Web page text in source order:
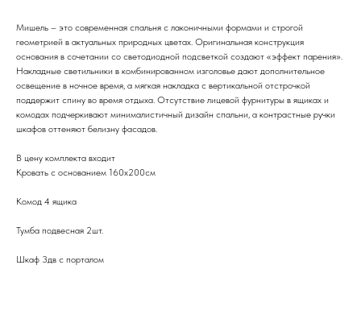
Мишель – это современная спальня с лаконичными формами и строгой
геометрией в актуальных природных цветах. Оригинальная конструкция
основания в сочетании со светодиодной подсветкой создают «эффект парения».
Накладные светильники в комбинированном изголовье дают дополнительное
освещение в ночное время, а мягкая накладка с вертикальной отстрочкой
поддержит спину во время отдыха. Отсутствие лицевой фурнитуры в ящиках и
комодах подчеркивают минималистичный дизайн спальни, а контрастные ручки
шкафов оттеняют белизну фасадов.
В цену комплекта входит
Кровать с основанием 160х200см
Комод 4 ящика
Тумба подвесная 2шт.
Шкаф 3дв с порталом